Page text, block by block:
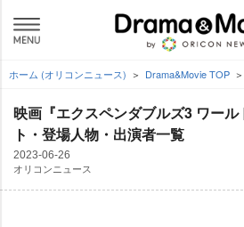
ホーム (オリコンニュース) Drama&Movie TOP
映画『エクスペンダブルズ3 ワー
ト・登場人物・出演者一覧
2023-06-26
オリコンニュース